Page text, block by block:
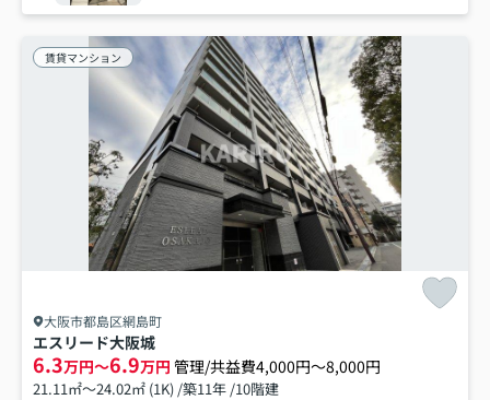
賃貸マンション
大阪市都島区網島町
エスリード大阪城
6.3万円～6.9万円 管理/共益費4,000円～8,000円
21.11㎡～24.02㎡ (1K) /築11年 /10階建